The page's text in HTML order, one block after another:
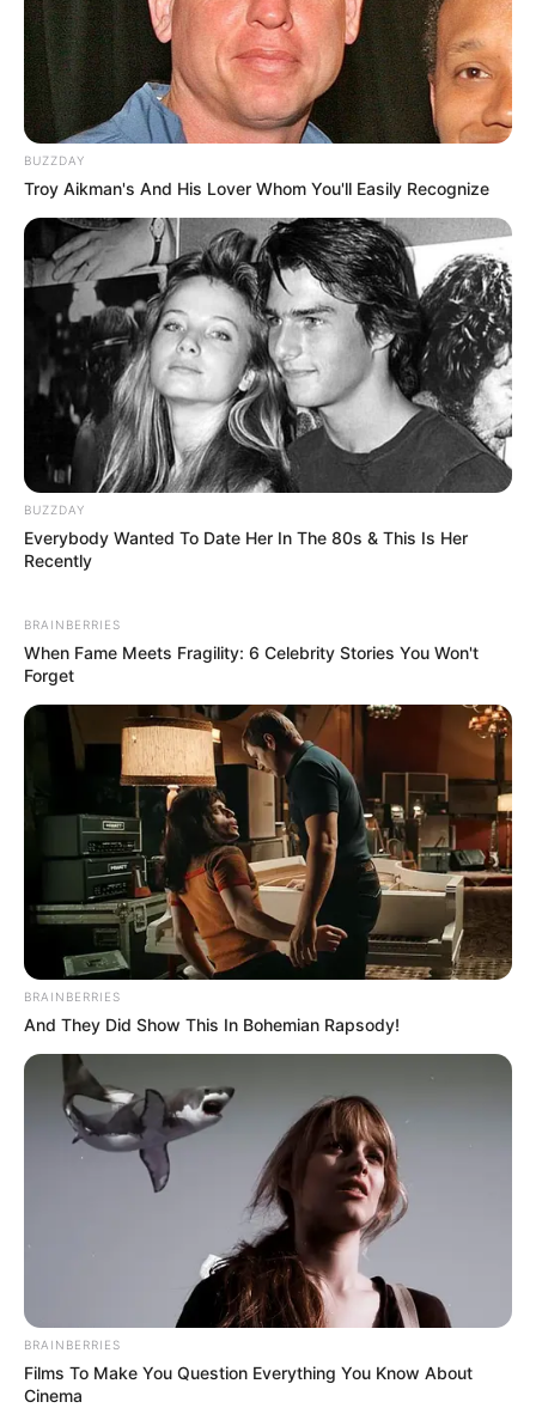
BUZZDAY
Troy Aikman's And His Lover Whom You'll Easily Recognize
BUZZDAY
Everybody Wanted To Date Her In The 80s & This Is Her
Recently
BRAINBERRIES
When Fame Meets Fragility: 6 Celebrity Stories You Won't
Forget
BRAINBERRIES
And They Did Show This In Bohemian Rapsody!
BRAINBERRIES
Films To Make You Question Everything You Know About
Cinema